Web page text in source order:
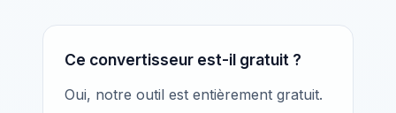
Ce convertisseur est-il gratuit ?
Oui, notre outil est entièrement gratuit.